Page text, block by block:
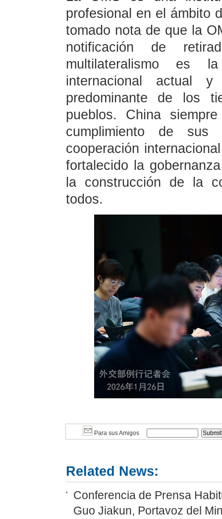
profesional en el ámbito
tomado nota de que la
notificación de
multilateralismo es
internacional actual
predominante de los
pueblos. China
cumplimiento de sus
cooperación
fortalecido la
la construcción de la
todos.
Para sus Amigos
Related News:
Conferencia de Prensa
Guo Jiakun, Portavoz del